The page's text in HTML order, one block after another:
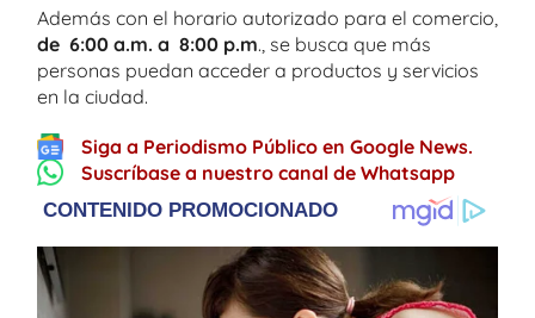
Además con el horario autorizado para el comercio,
de 6:00 a.m. a 8:00 p.m., se busca que más
personas puedan acceder a productos y servicios
en la ciudad.
Siga a Periodismo Público en Google News.
Suscríbase a nuestro canal de Whatsapp